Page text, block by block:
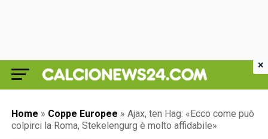
Home » Coppe Europee » Ajax, ten Hag: «Ecco come può
colpirci la Roma, Stekelengurg è molto affidabile»
×